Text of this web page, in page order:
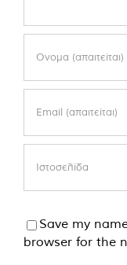
Save my
browser for the